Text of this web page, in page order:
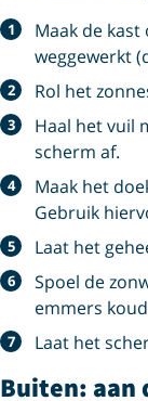
Maak de
weggewerkt
Rol het
Haal het vuil
scherm af.
Maak het
Gebruik
Laat het
Spoel de
emmers
Laat het
Buiten: aan